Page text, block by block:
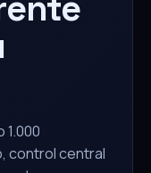
1.000
control central